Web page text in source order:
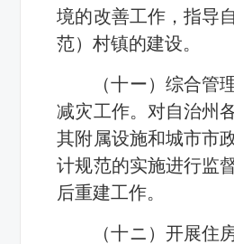
境的改善工作，指导
范）村镇的建设。
（十ー）综合管
减灾工作。对自治州
其附属设施和城市市
计规范的实施进行监
后重建工作。
（十ニ）开展住